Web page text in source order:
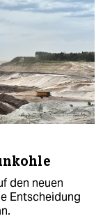
den neuen
Entscheidung